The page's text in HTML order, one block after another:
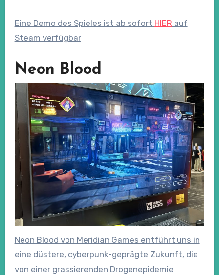
Eine Demo des Spieles ist ab sofort HIER auf
Steam verfügbar
Neon Blood
Neon Blood von Meridian Games entführt uns in
eine düstere, cyberpunk-geprägte Zukunft, die
von einer grassierenden Drogenepidemie